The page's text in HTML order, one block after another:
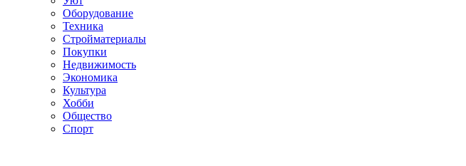
Оборудование
Техника
Стройматериалы
Покупки
Недвижимость
Экономика
Культура
Хобби
Общество
Спорт